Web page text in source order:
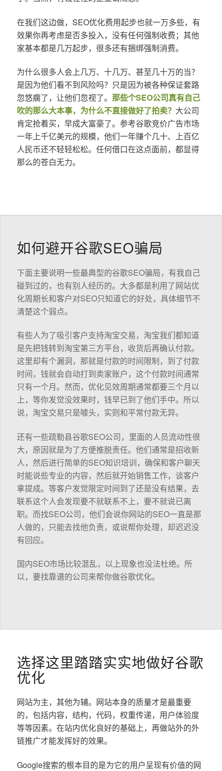
在我们这边做，SEO优化费用起步也就一万多些，有
效果你再考虑是否多投入，没有任何强制收费；其他
家基本都是几万起步，很多还有捆绑强制消费。
为什么很多人会上几万、十几万、甚至几十万的当？
是因为他们看不到风险吗？只是因为被各种保证套路
忽悠瘸了，让他们忽视了。 那些个SEO公司真有自己
吹的那么大本事，为什么不直接做好了拍卖？ 大公司
肯定抢着买，早成大富豪了。参考谷歌竞价广告市场
一年上千亿美元的规模，他们一年赚个几十、上百亿
人民币还不轻轻松松。任何借口在这点面前，都显得
那么的苍白无力。
如何避开谷歌SEO骗局
下面主要说明一些最典型的谷歌SEO骗局，有我自己
碰到过的，也有别人经历的。大多都是利用了网站优
化周期长和客户对SEO只知道它的好处，具体细节不
清楚这个弱点。
有些人为了吸引客户支持淘宝交易，淘宝我们都知道
是先把钱转到淘宝第三方平台，收货后再确认付款。
这里却有个漏洞，那就是付款的时间限制，到了付款
时间，钱就会自动打到卖家账户，这个付款时间通常
只有一个月。然而，优化见效周期通常都要三个月以
上，等你发觉没效果时，钱早已到了他们手中。所以
说，淘宝交易只是噱头，实则和平常付款无异。
还有一些疏勒县谷歌SEO公司，里面的人员流动性很
大，原因就是为了方便推脱责任。他们通常是招收新
人，然后进行简单的SEO知识培训，确保和客户聊天
时能说些专业的内容，然后就开始销售工作，谈客户
拿提成。等客户发觉限定时间到了还是没有结果，去
联系这个人会发现要不就联系不上，要不就说已离
职。而找SEO公司，他们会说你网站的SEO一直是那
人做的，只能去找他负责，或说帮你处理，却迟迟没
有回应。
国内SEO市场比较混乱，以上现象也没法杜绝。所
以，要找靠谱的公司来帮你做谷歌优化。
选择这里踏踏实实地做好谷歌
优化
网站为主，其他为辅。网站本身的质量才是最重要
的，包括内容，结构，代码，权重传递，用户体验度
等等因素。在站内优化良好的基础上，再做站外的外
链推广才能发挥好的效果。
Google搜索的根本目的是为它的用户呈现有价值的网